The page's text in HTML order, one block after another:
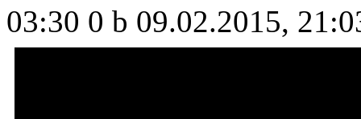
03:30 0 b 09.02.2015,